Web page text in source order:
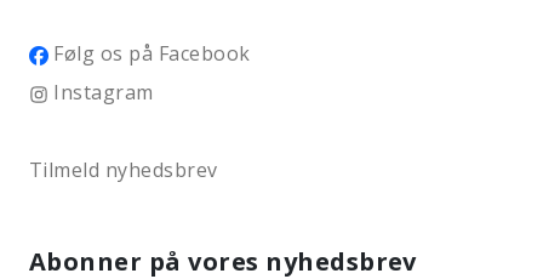
Følg os på Facebook
Instagram
Tilmeld nyhedsbrev
Abonner på vores nyhedsbrev